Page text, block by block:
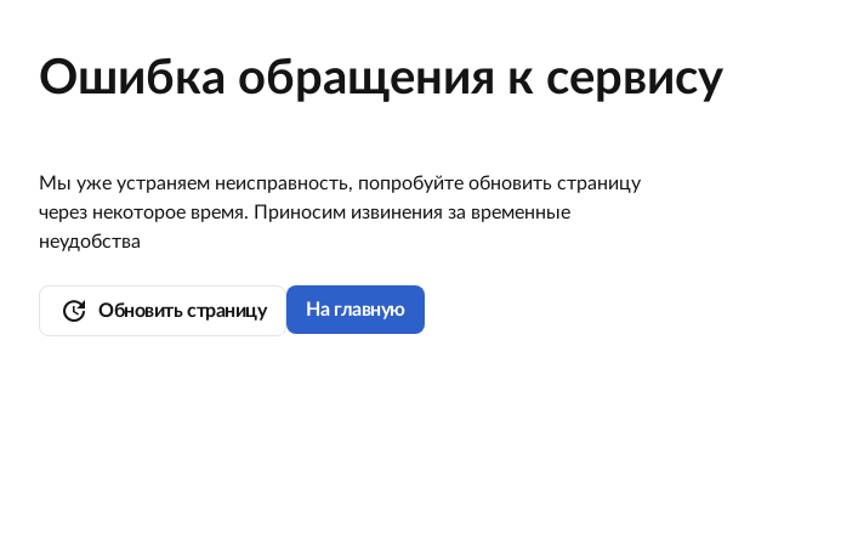
Ошибка обращения к сервису
Мы уже устраняем неисправность, попробуйте обновить страницу
через некоторое время. Приносим извинения за временные
неудобства
update Обновить страницу На главную